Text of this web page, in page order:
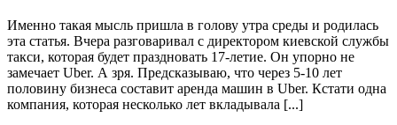
Именно такая мысль пришла в голову утра среды и родилась
эта статья. Вчера разговаривал с директором киевской службы
такси, которая будет праздновать 17-летие. Он упорно не
замечает Uber. А зря. Предсказываю, что через 5-10 лет
половину бизнеса составит аренда машин в Uber. Кстати одна
компания, которая несколько лет вкладывала [...]